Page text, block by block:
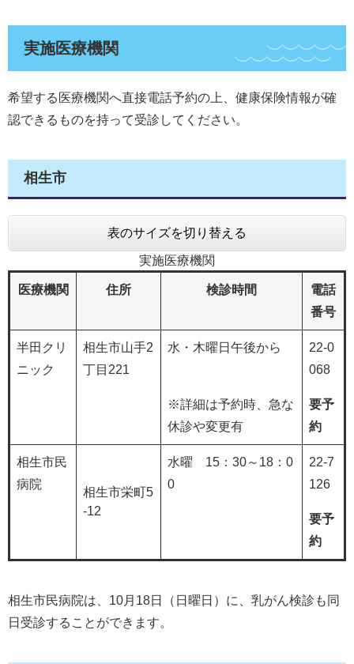
実施医療機関
希望する医療機関へ直接電話予約の上、健康保険情報が確
認できるものを持って受診してください。
相生市
表のサイズを切り替える
実施医療機関
医療機関 住所 検診時間
電話
番号
半田クリ
ニック
相生市山手2
丁目221
水・木曜日午後から
※詳細は予約時、急な
休診や変更有
22-0
068
要予
約
相生市民
病院
相生市栄町5
-12
水曜 15：30～18：0
0
22-7
126
要予
約
相生市民病院は、10月18日（日曜日）に、乳がん検診も同
日受診することができます。